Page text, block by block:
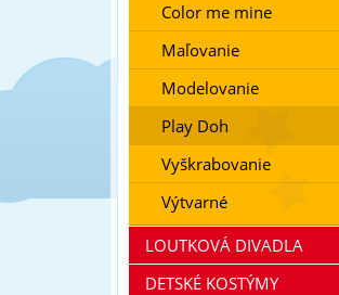
Color me mine
Maľovanie
Modelovanie
Play Doh
Vyškrabovanie
Výtvarné
LOUTKOVÁ DIVADLA
DETSKÉ KOSTÝMY